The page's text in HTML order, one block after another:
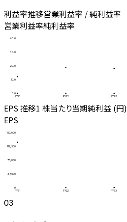
利益率推移営業利益率 / 純利益率
営業利益率純利益率
0.0
10.0
20.0
30.0
40.0
FY21 FY22 FY23
EPS 推移1 株当たり当期純利益 (円)
EPS
0
37,500
75,000
112,500
150,000
FY21 FY22 FY23
03